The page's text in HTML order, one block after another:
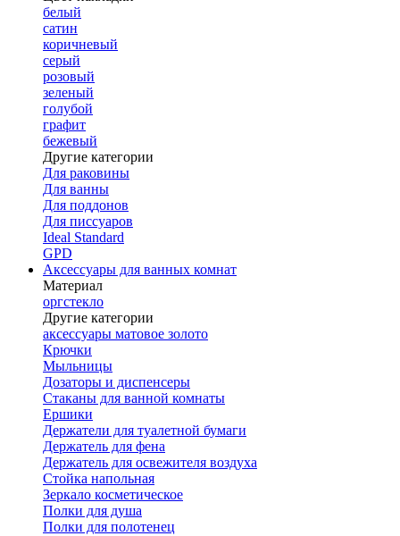
белый
сатин
коричневый
серый
розовый
зеленый
голубой
графит
бежевый
Другие категории
Для раковины
Для ванны
Для поддонов
Для писсуаров
Ideal Standard
GPD
Аксессуары для ванных комнат
Материал
оргстекло
Другие категории
аксессуары матовое золото
Крючки
Мыльницы
Дозаторы и диспенсеры
Стаканы для ванной комнаты
Ершики
Держатели для туалетной бумаги
Держатель для фена
Держатель для освежителя воздуха
Стойка напольная
Зеркало косметическое
Полки для душа
Полки для полотенец